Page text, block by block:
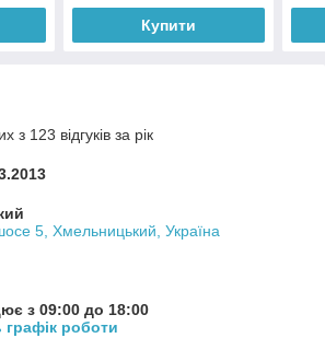
Купити
з 123 відгуків за рік
5, Хмельницький, Україна
з 09:00 до 18:00
графік роботи